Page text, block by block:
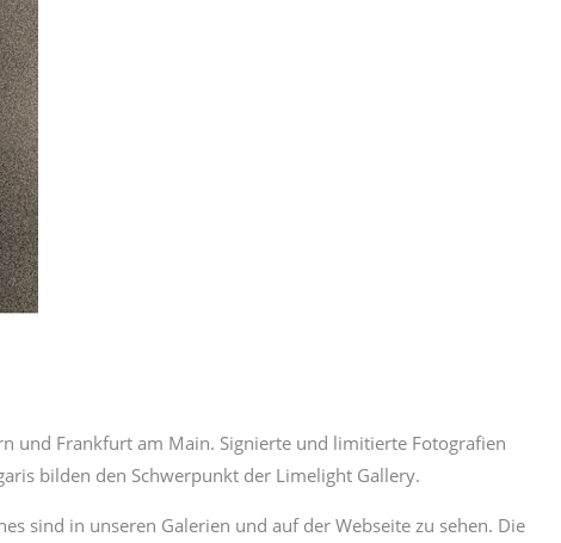
und Frankfurt am Main. Signierte und limitierte Fotografien
bilden den Schwerpunkt der Limelight Gallery.
sind in unseren Galerien und auf der Webseite zu sehen. Die